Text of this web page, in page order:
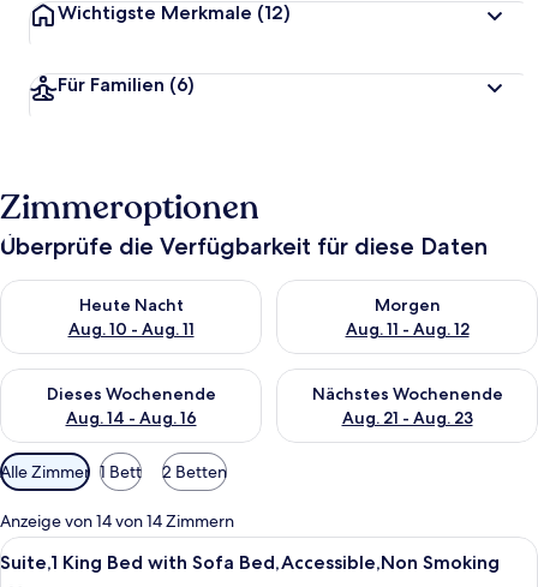
Wichtigste Merkmale (12)
Für Familien (6)
Zimmeroptionen
Überprüfe die Verfügbarkeit für diese Daten
Heute Nacht
Aug. 10 - Aug. 11
Überprüfe die Verfügbarkeit für heute Nacht, Aug. 10 - Aug.
Morgen
Aug. 11 - Aug. 12
Überprüfe die Verfügbarkeit
Dieses Wochenende
Aug. 14 - Aug. 16
Überprüfe die Verfügbarkeit für dieses Wochenende, Aug. 14
Nächstes Wochenende
Aug. 21 - Aug. 23
Überprüfe die Verfügbarkeit
Verfügbare
Filter
für
Zimmer
Alle Zimmer 1 Bett 2 Betten
Anzeige von 14 von 14 Zimmern
Alle
Fotos
Ein Hotelzimmer mit einem großen
7
Suite,1 King Bed with Sofa Bed,Accessible,Non Smoking